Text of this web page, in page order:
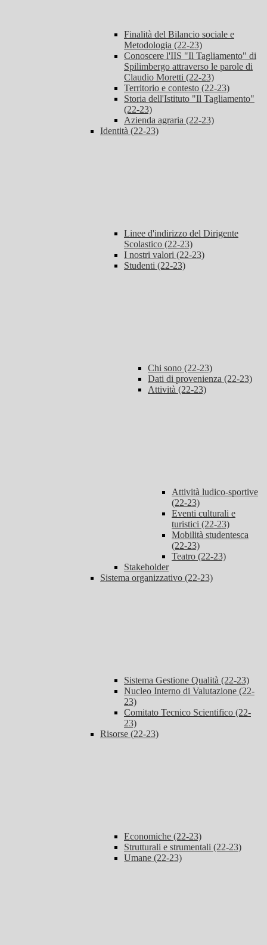
Finalità del Bilancio sociale e
Metodologia (22-23)
Conoscere l'IIS "Il Tagliamento" di
Spilimbergo attraverso le parole di
Claudio Moretti (22-23)
Territorio e contesto (22-23)
Storia dell'Istituto "Il Tagliamento"
(22-23)
Azienda agraria (22-23)
Identità (22-23)
Linee d'indirizzo del Dirigente
Scolastico (22-23)
I nostri valori (22-23)
Studenti (22-23)
Chi sono (22-23)
Dati di provenienza (22-23)
Attività (22-23)
Attività ludico-sportive
(22-23)
Eventi culturali e
turistici (22-23)
Mobilità studentesca
(22-23)
Teatro (22-23)
Stakeholder
Sistema organizzativo (22-23)
Sistema Gestione Qualità (22-23)
Nucleo Interno di Valutazione (22-
23)
Comitato Tecnico Scientifico (22-
23)
Risorse (22-23)
Economiche (22-23)
Strutturali e strumentali (22-23)
Umane (22-23)